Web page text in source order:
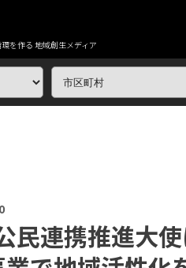
を作る 地域創生メディア
民連携推進大